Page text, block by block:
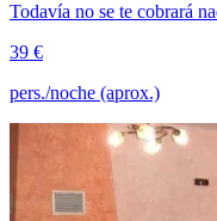
Todavía no se te cobrará
39 €
pers./noche (aprox.)